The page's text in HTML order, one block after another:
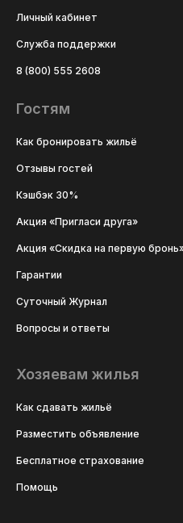
Личный кабинет
Служба поддержки
8 (800) 555 2608
Гостям
Как бронировать жильё
Отзывы гостей
Кэшбэк 30%
Акция «Пригласи друга»
Акция «Скидка на первую
Гарантии
Суточный Журнал
Вопросы и ответы
Хозяевам жилья
Как сдавать жильё
Разместить объявление
Бесплатное страхование
Помощь